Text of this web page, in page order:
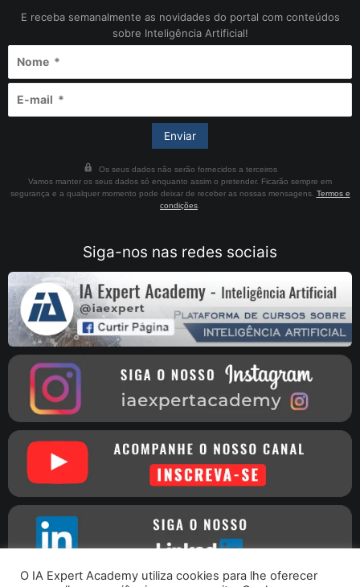
E receba semanalmente as novidades do portal com conteúdos
sobre Inteligência Artificial!
Os seus dados não serão fornecidos a terceiros
Vamos manter os seus dados só enquanto assim o pretender. Ficarão sempre em
segurança e a qualquer momento pode deixar de receber as nossas mensagens. Termos e
condições
Siga-nos nas redes sociais
O IA Expert Academy utiliza cookies para lhe oferecer